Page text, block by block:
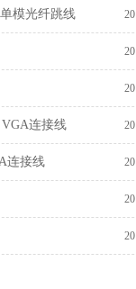
模光纤跳线
VGA连接线
连接线